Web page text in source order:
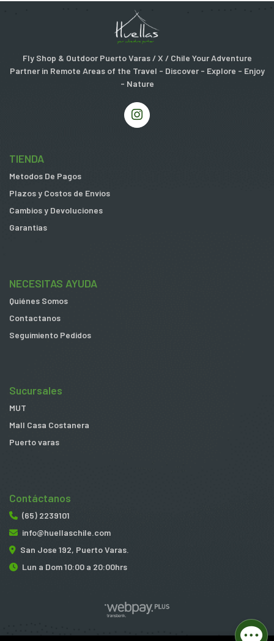
Fly Shop & Outdoor Puerto Varas / X / Chile Your Adventure
Partner in Remote Areas of the Travel - Discover - Explore - Enjoy
- Nature
TIENDA
Metodos De Pagos
Plazos y Costos de Envios
Cambios y Devoluciones
Garantias
NECESITAS AYUDA
Quiénes Somos
Contactanos
Seguimiento Pedidos
Sucursales
MUT
Mall Casa Costanera
Puerto varas
Contáctanos
(65) 2239101
info@huellaschile.com
San Jose 192, Puerto Varas.
Lun a Dom 10:00 a 20:00hrs